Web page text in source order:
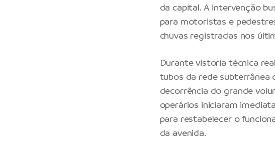
da capital. A intervenção
para motoristas e
chuvas registradas nos
Durante vistoria técnica
tubos da rede subterrânea
decorrência do grande
operários iniciaram
para restabelecer o
da avenida.